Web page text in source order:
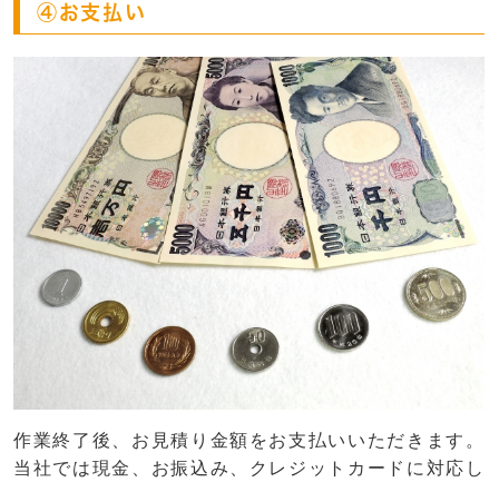
④お支払い
作業終了後、お見積り金額をお支払いいただきます。
当社では現金、お振込み、クレジットカードに対応し